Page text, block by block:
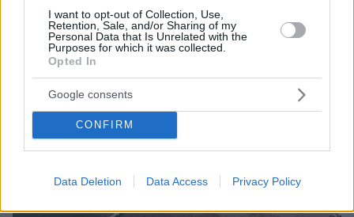
I want to opt-out of Collection, Use,
Retention, Sale, and/or Sharing of my
Personal Data that Is Unrelated with the
Purposes for which it was collected.
Opted In
Google consents
CONFIRM
Data Deletion Data Access Privacy Policy